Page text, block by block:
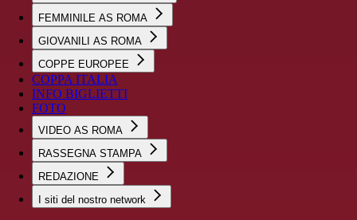
FEMMINILE AS ROMA
GIOVANILI AS ROMA
COPPE EUROPEE
COPPA ITALIA
INFO BIGLIETTI
FOTO
VIDEO AS ROMA
RASSEGNA STAMPA
REDAZIONE
I siti del nostro network